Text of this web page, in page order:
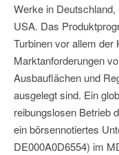
Werke in
USA. Das
Turbinen vor allem der
Marktanforderungen
Ausbauflächen und
ausgelegt sind. Ein
reibungslosen Betrieb
ein börsennotiertes
DE000A0D6554) im